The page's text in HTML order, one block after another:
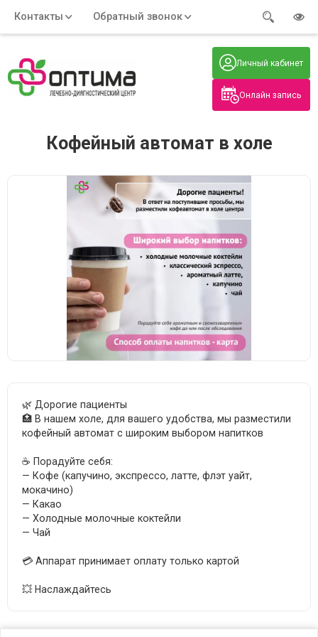
Онлайн запись
Личный кабинет
Контакты
Обратный звонок
Адрес:
Часы работы: Телефон:
+7 (914) 579-77-99
Нажмите на номер, чтобы
позвонить
Кофейный автомат в холе
🌿 Дорогие пациенты
🏥 В нашем холе, для вашего удобства, мы разместили
кофейный автомат с широким выбором напитков
☕️ Порадуйте себя:
— Кофе (капучино, экспрессо, латте, флэт уайт,
мокачино)
— Какао
— Холодные молочные коктейли
— Чай
💳 Аппарат принимает оплату только картой
💥 Наслаждайтесь